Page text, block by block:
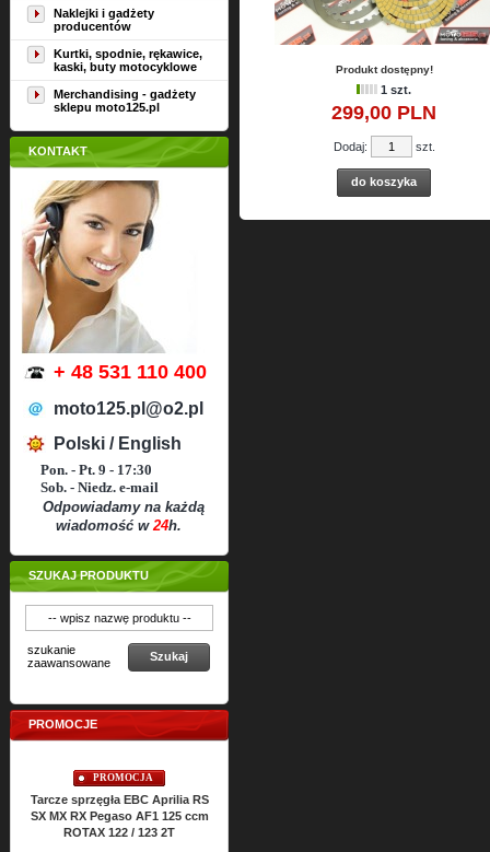
Naklejki i gadżety
producentów
Kurtki, spodnie, rękawice,
kaski, buty motocyklowe
Merchandising - gadżety
sklepu moto125.pl
KONTAKT
+ 48 531 110 400
moto125.pl@o2.pl
Polski / English
Pon. - Pt. 9 - 17:30
Sob. - Niedz. e-mail
Odpowiadamy na każdą
wiadomość w24h.
SZUKAJ PRODUKTU
szukanie
zaawansowane
Szukaj
PROMOCJE
EBC Aprilia RS
AF1 125 ccm
/ 123 2T
Uszczelki cylindra TOP-END
ATHENA Aprilia RS SX MX RX
Classic 125 ccm ROTAX 122 2T
Produkt dostępny!
1 szt.
299,00 PLN
Dodaj: szt.
do koszyka